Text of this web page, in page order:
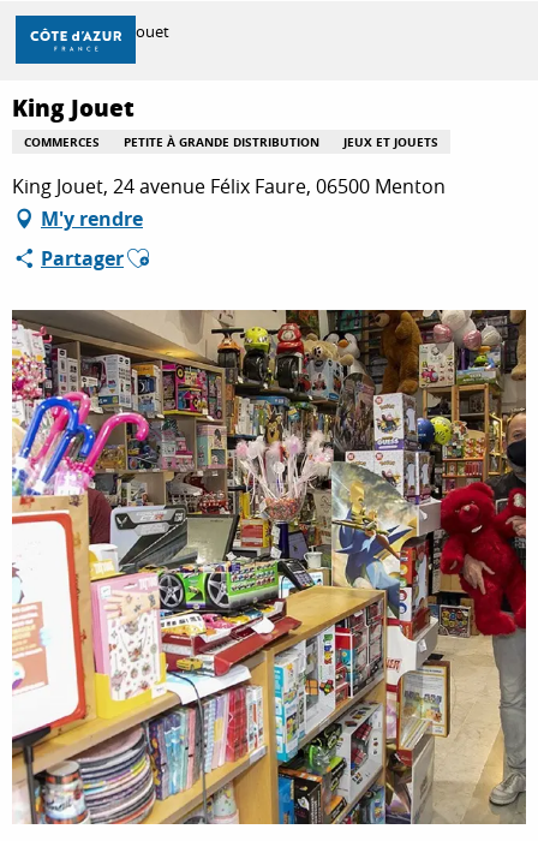
Aller
contenu
principal
DÉCOUVRIR
À FAIRE
SÉJOURNER
Accueil King Jouet
King Jouet
COMMERCES PETITE À GRANDE DISTRIBUTION JEUX ET JOUETS
King Jouet, 24 avenue Félix Faure, 06500 Menton
M'y rendre
PartagerAjouter aux favoris